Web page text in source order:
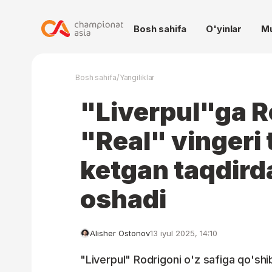
Bosh sahifa O'yinlar
Bosh sahifa/Yangiliklar
"Liverpul"ga
"Real" vingeri
ketgan
oshadi
Alisher Ostonov13 iyul 2025, 14:10
"Liverpul" Rodrigoni o'z safiga